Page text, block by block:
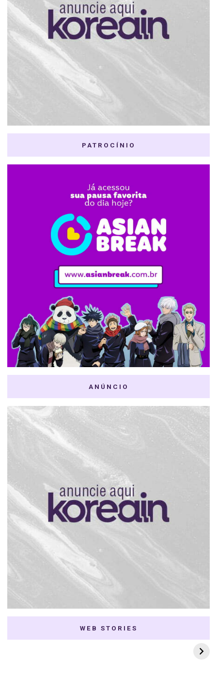
PATROCÍNIO
ANÚNCIO
WEB STORIES
7 K-dramas Enemies
to Lovers
Thai Dramas com
First e Khaotung